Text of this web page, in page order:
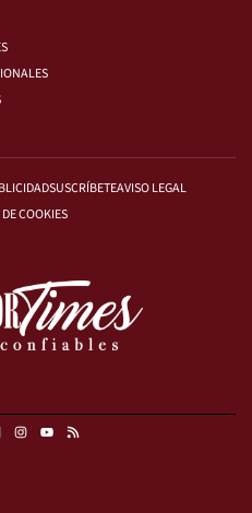
SUSCRÍBETEAVISO LEGAL
COOKIES
LinkedinInstagram